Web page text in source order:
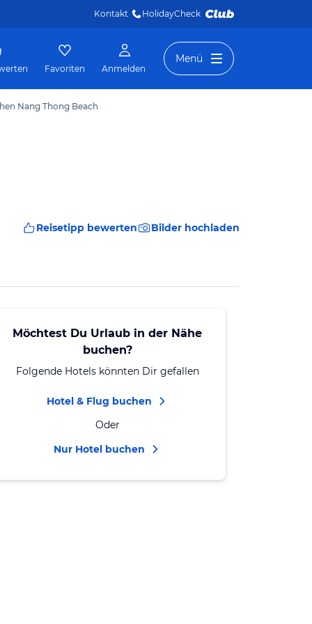
Kontakt HolidayCheck
Favoriten Anmelden
Menü
Nang Thong Beach
Reisetipp bewerten Bilder hochladen
Möchtest Du Urlaub in der Nähe
buchen?
Folgende Hotels könnten Dir gefallen
Hotel & Flug buchen
Oder
Nur Hotel buchen